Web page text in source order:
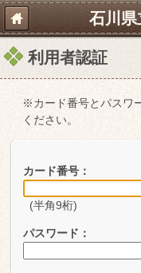
石川県
利用者認証
※カード番号とパスワ
ください。
カード番号：
(半角9桁)
パスワード：